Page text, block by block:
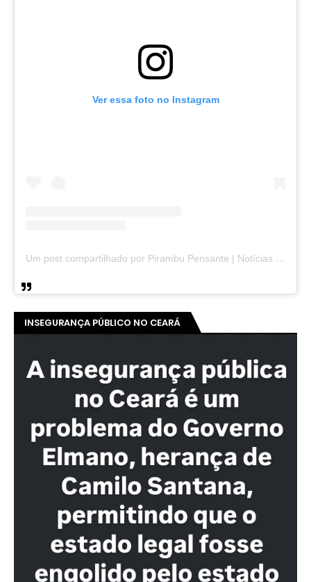
Ver essa foto no Instagram
Um post compartilhado por Pirambu Pensante | Notícias & Entretenimento (@pirambupensante)
INSEGURANÇA PÚBLICO NO CEARÁ